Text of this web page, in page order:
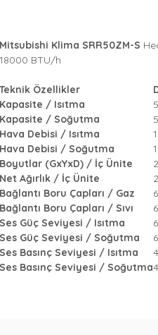
Mitsubishi Klima SRR50ZM-S
18000 BTU/h
Teknik Özellikler
Kapasite / Isıtma
Kapasite / Soğutma
Hava Debisi / Isıtma
Hava Debisi / Soğutma
Boyutlar (GxYxD) / İç Ünite
Net Ağırlık / İç Ünite
Bağlantı Boru Çapları / Gaz
Bağlantı Boru Çapları / Sıvı
Ses Güç Seviyesi / Isıtma
Ses Güç Seviyesi / Soğutma
Ses Basınç Seviyesi / Isıtma
Ses Basınç Seviyesi / Soğutma